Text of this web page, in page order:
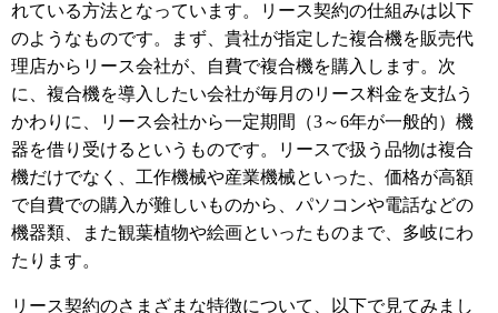
れている方法となっています。リース契約の仕組みは以下
のようなものです。まず、貴社が指定した複合機を販売代
理店からリース会社が、自費で複合機を購入します。次
に、複合機を導入したい会社が毎月のリース料金を支払う
かわりに、リース会社から一定期間（3～6年が一般的）機
器を借り受けるというものです。リースで扱う品物は複合
機だけでなく、工作機械や産業機械といった、価格が高額
で自費での購入が難しいものから、パソコンや電話などの
機器類、また観葉植物や絵画といったものまで、多岐にわ
たります。
リース契約のさまざまな特徴について、以下で見てみまし